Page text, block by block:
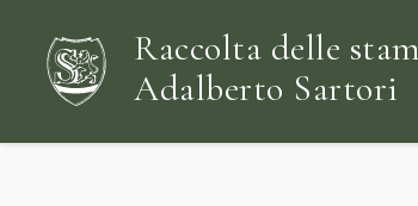
Raccolta delle
Adalberto Sartori